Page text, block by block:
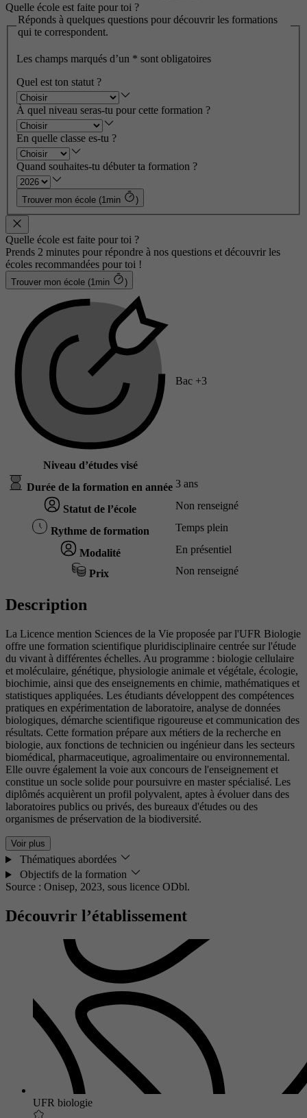
Quelle école est faite pour toi ?
Réponds à quelques questions pour découvrir les formations
qui te correspondent.
Les champs marqués d’un * sont obligatoires
Quel est ton statut ?
À quel niveau seras-tu pour cette formation ?
En quelle classe es-tu ?
Quand souhaites-tu débuter ta formation ?
Trouver mon école (1min )
Quelle école est faite pour toi ?
Prends 2 minutes pour répondre à nos questions et découvrir les
écoles recommandées pour toi !
Trouver mon école (1min )
Niveau d’études visé
Bac +3
Durée de la formation en année 3 ans
Statut de l’école Non renseigné
Rythme de formation Temps plein
Modalité En présentiel
Prix Non renseigné
Description
La Licence mention Sciences de la Vie proposée par l'UFR Biologie
offre une formation scientifique pluridisciplinaire centrée sur l'étude
du vivant à différentes échelles. Au programme : biologie cellulaire
et moléculaire, génétique, physiologie animale et végétale, écologie,
biochimie, ainsi que des enseignements en chimie, mathématiques et
statistiques appliquées. Les étudiants développent des compétences
pratiques en expérimentation de laboratoire, analyse de données
biologiques, démarche scientifique rigoureuse et communication des
résultats. Cette formation prépare aux métiers de la recherche en
biologie, aux fonctions de technicien ou ingénieur dans les secteurs
biomédical, pharmaceutique, agroalimentaire ou environnemental.
Elle ouvre également la voie aux concours de l'enseignement et
constitue un socle solide pour poursuivre en master spécialisé. Les
diplômés acquièrent un profil polyvalent, aptes à évoluer dans des
laboratoires publics ou privés, des bureaux d'études ou des
organismes de préservation de la biodiversité.
Voir plus
Thématiques abordées
Objectifs de la formation
Source : Onisep, 2023, sous licence ODbl.
Découvrir l’établissement
UFR biologie